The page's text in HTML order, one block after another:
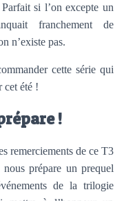
si l’on excepte un
franchement de
n’existe pas.
cette série qui
cet été !
!
remerciements de ce T3
nous prépare un prequel
de la trilogie